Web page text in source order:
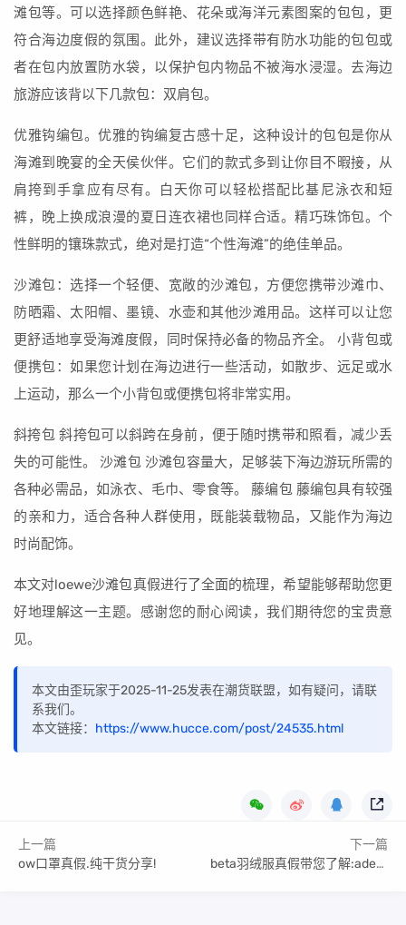
滩包等。可以选择颜色鲜艳、花朵或海洋元素图案的包包，更
符合海边度假的氛围。此外，建议选择带有防水功能的包包或
者在包内放置防水袋，以保护包内物品不被海水浸湿。去海边
旅游应该背以下几款包：双肩包。
优雅钩编包。优雅的钩编复古感十足，这种设计的包包是你从
海滩到晚宴的全天侯伙伴。它们的款式多到让你目不暇接，从
肩挎到手拿应有尽有。白天你可以轻松搭配比基尼泳衣和短
裤，晚上换成浪漫的夏日连衣裙也同样合适。精巧珠饰包。个
性鲜明的镶珠款式，绝对是打造“个性海滩”的绝佳单品。
沙滩包：选择一个轻便、宽敞的沙滩包，方便您携带沙滩巾、
防晒霜、太阳帽、墨镜、水壶和其他沙滩用品。这样可以让您
更舒适地享受海滩度假，同时保持必备的物品齐全。 小背包或
便携包：如果您计划在海边进行一些活动，如散步、远足或水
上运动，那么一个小背包或便携包将非常实用。
斜挎包 斜挎包可以斜跨在身前，便于随时携带和照看，减少丢
失的可能性。 沙滩包 沙滩包容量大，足够装下海边游玩所需的
各种必需品，如泳衣、毛巾、零食等。 藤编包 藤编包具有较强
的亲和力，适合各种人群使用，既能装载物品，又能作为海边
时尚配饰。
本文对loewe沙滩包真假进行了全面的梳理，希望能够帮助您更
好地理解这一主题。感谢您的耐心阅读，我们期待您的宝贵意
见。
本文由歪玩家于2025-11-25发表在潮货联盟，如有疑问，请联
系我们。
本文链接： https://www.hucce.com/post/24535.html
上一篇
ow口罩真假.纯干货分享!
下一篇
beta羽绒服真假带您了解:adererror羽绒服真假的各个方面